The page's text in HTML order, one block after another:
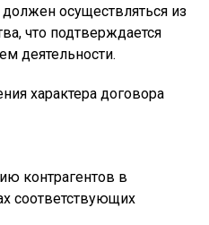
осуществляться из
что подтверждается
деятельности.
характера договора
контрагентов в
соответствующих